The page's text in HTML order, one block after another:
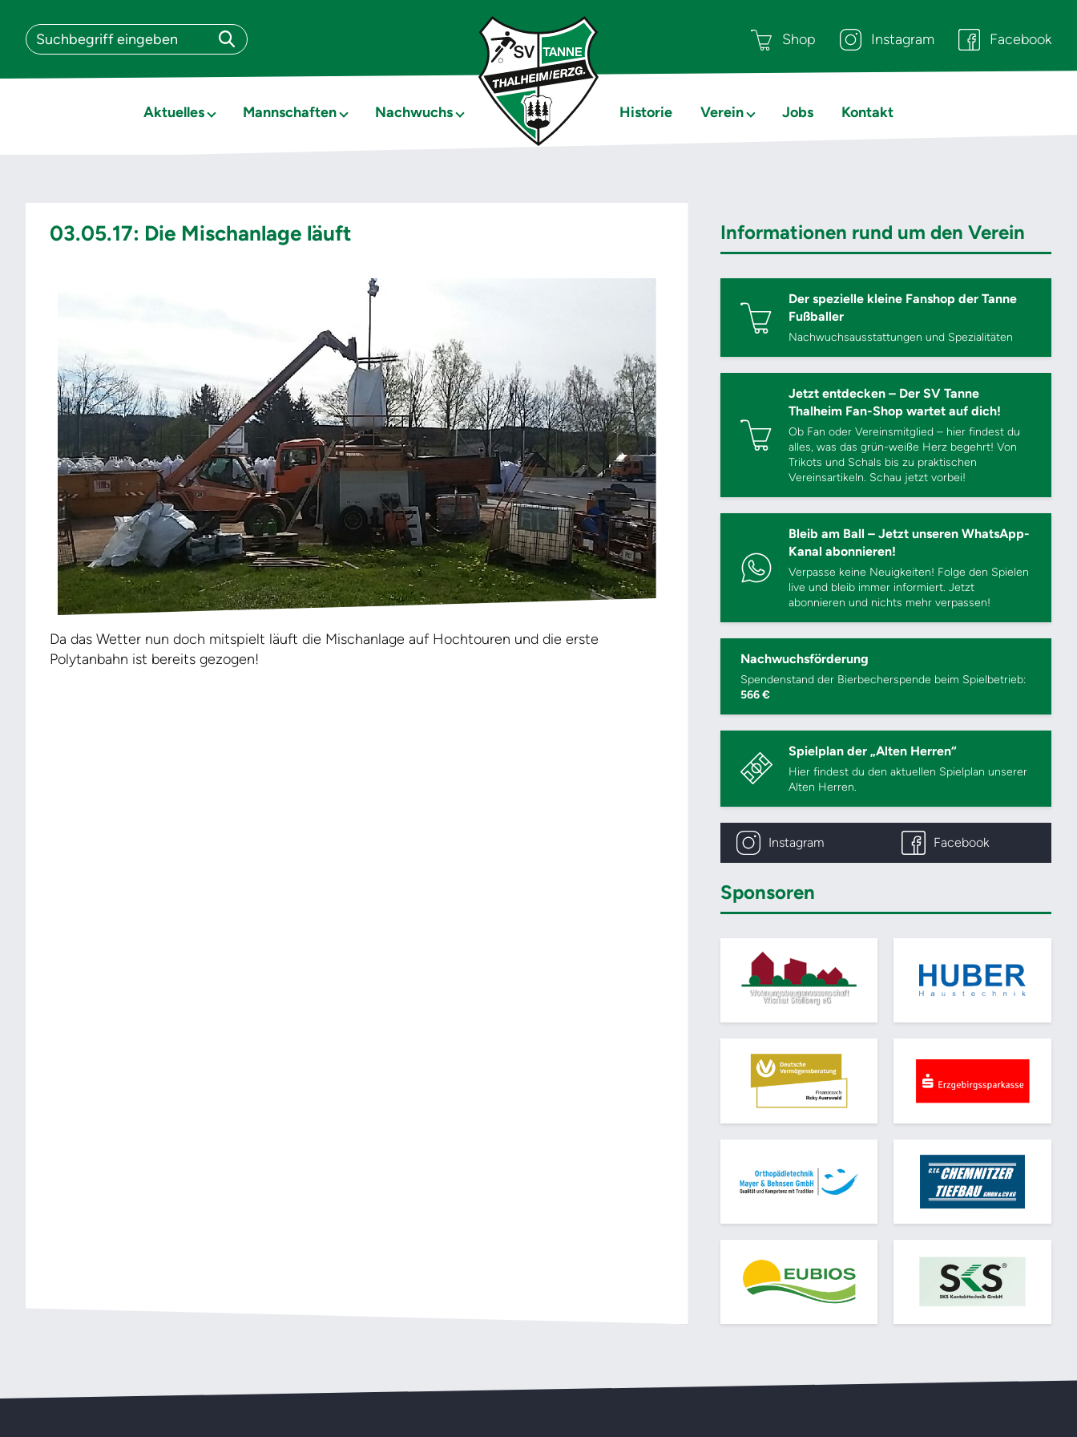
Shop Instagram Facebook
Aktuelles Mannschaften Nachwuchs Historie Verein Jobs Kontakt
03.05.17: Die Mischanlage läuft
Da das Wetter nun doch mitspielt läuft die Mischanlage auf Hochtouren und die erste
Polytanbahn ist bereits gezogen!
Informationen rund um den Verein
Der spezielle kleine Fanshop der Tanne
Fußballer
Nachwuchsausstattungen und Spezialitäten
Jetzt entdecken – Der SV Tanne
Thalheim Fan-Shop wartet auf dich!
Ob Fan oder Vereinsmitglied – hier findest du
alles, was das grün-weiße Herz begehrt! Von
Trikots und Schals bis zu praktischen
Vereinsartikeln. Schau jetzt vorbei!
Bleib am Ball – Jetzt unseren WhatsApp-
Kanal abonnieren!
Verpasse keine Neuigkeiten! Folge den Spielen
live und bleib immer informiert. Jetzt
abonnieren und nichts mehr verpassen!
Nachwuchsförderung
Spendenstand der Bierbecherspende beim Spielbetrieb:
566 €
Spielplan der „Alten Herren“
Hier findest du den aktuellen Spielplan unserer
Alten Herren.
Instagram Facebook
Sponsoren